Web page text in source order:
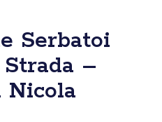
Serbatoi
–
Nicola